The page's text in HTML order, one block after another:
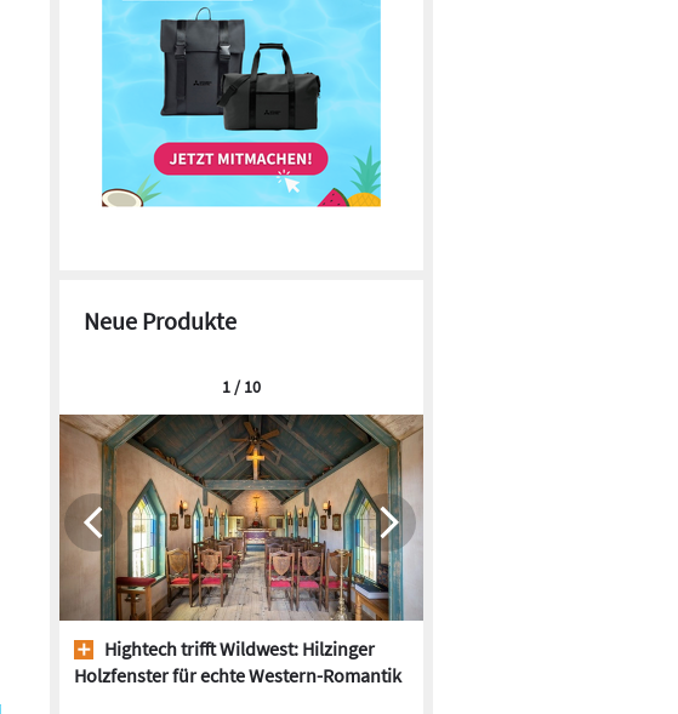
Neue Produkte
Hightech trifft Wildwest: Hilzinger
Holzfenster für echte Western-Romantik
1 / 10